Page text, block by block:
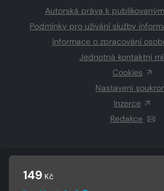
149 Kč
Autorská práva k
Podmínky pro užívání služby
Informace o zpracování
Jednotná kontaktní
Cookies
Nastavení
Inzerce
Redakce
CZECH NEWS